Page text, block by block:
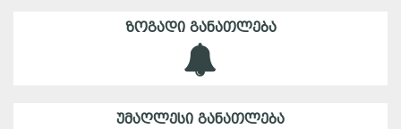
ᲖᲝᲒᲐᲓᲘ ᲒᲐᲜᲐᲗᲚᲔᲑᲐ
ᲣᲛᲐᲦᲚᲔᲡᲘ ᲒᲐᲜᲐᲗᲚᲔᲑᲐ